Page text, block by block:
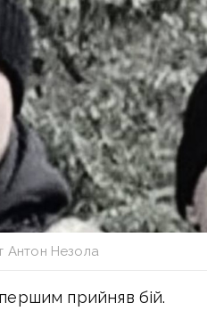
Антон Незола
прийняв бій.